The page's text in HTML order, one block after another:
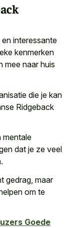
interessante
kenmerken
mee naar huis
die je kan
Ridgeback
mentale
dat je ze veel
gedrag , maar
om te
Goede